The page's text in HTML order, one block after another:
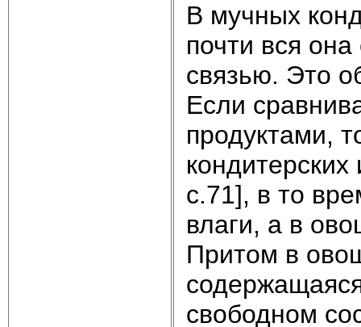
В мучных
почти вся
связью. Это
Если
продуктами,
с.71], в то
влаги, а в
Притом в
свободном